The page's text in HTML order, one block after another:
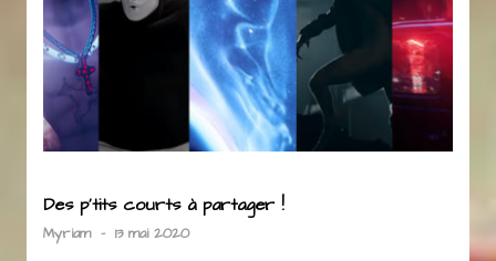
Des p’tits courts à partager !
Myriam - 13 mai 2020